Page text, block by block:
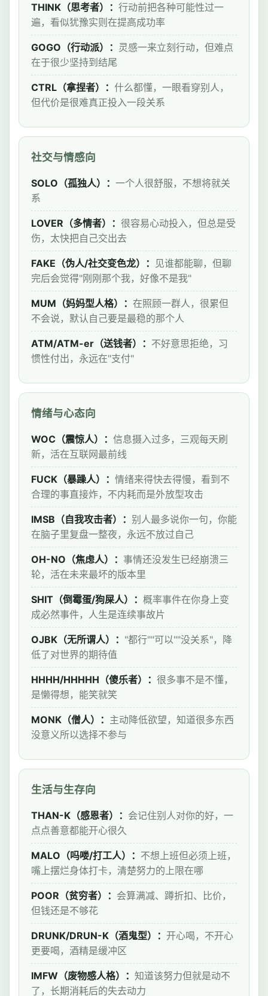
THINK（思考者）： 行动前把各种可能性过一
遍，看似犹豫实则在提高成功率
GOGO（行动派）： 灵感一来立刻行动，但难点
在于很少坚持到结尾
CTRL（拿捏者）： 什么都懂，一眼看穿别人，
但代价是很难真正投入一段关系
社交与情感向
SOLO（孤独人）： 一个人很舒服，不想将就关
系
LOVER（多情者）： 很容易心动投入，但总是受
伤，太快把自己交出去
FAKE（伪人/社交变色龙）：
见谁都能聊，但聊
完后会觉得"刚刚那个我，好像不是我"
MUM（妈妈型人格）： 在照顾一群人，很累但
不会说，默认自己要是最稳的那个人
ATM/ATM-er（送钱者）： 不好意思拒绝，习
惯性付出，永远在"支付"
情绪与心态向
WOC（震惊人）： 信息摄入过多，三观每天刷
新，活在互联网最前线
FUCK（暴躁人）： 情绪来得快去得慢，看到不
合理的事直接炸，不内耗而是外放型攻击
IMSB（自我攻击者）： 别人最多说你一句，你能
在脑子里复盘一整夜，永远不放过自己
OH-NO（焦虑人）： 事情还没发生已经崩溃三
轮，活在未来最坏的版本里
SHIT（倒霉蛋/狗屎人）： 概率事件在你身上变
成必然事件，人生是连续事故片
OJBK（无所谓人）： "都行""可以""没关系"，降
低了对世界的期待值
HHHH/HHHHH（傻乐者）： 很多事不是不懂，
是懒得想，能笑就笑
MONK（僧人）： 主动降低欲望，知道很多东西
没意义所以选择不参与
生活与生存向
THAN-K（感恩者）： 会记住别人对你的好，一
点点善意都能开心很久
MALO（吗喽/打工人）： 不想上班但必须上班，
嘴上摆烂身体打卡，清楚努力的上限在哪
POOR（贫穷者）： 会算满减、蹲折扣、比价，
但钱还是不够花
DRUNK/DRUN-K（酒鬼型）： 开心喝，不开心
更要喝，酒精是缓冲区
IMFW（废物感人格）： 知道该努力但就是动不
了，长期消耗后的失去动力